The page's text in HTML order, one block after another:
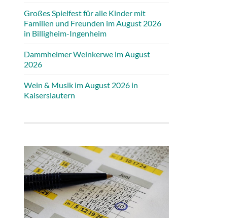
Großes Spielfest für alle Kinder mit
Familien und Freunden im August 2026
in Billigheim-Ingenheim
Dammheimer Weinkerwe im August
2026
Wein & Musik im August 2026 in
Kaiserslautern